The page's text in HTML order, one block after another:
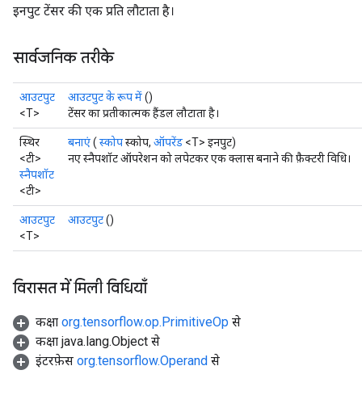
इनपुट टेंसर की एक प्रति लौटाता है।
सार्वजनिक तरीके
आउटपुट
<T>
आउटपुट के रूप में()
टेंसर का प्रतीकात्मक हैंडल लौटाता है।
स्थिर
<टी>
स्नैपशॉट
<टी>
बनाएं( स्कोपस्कोप, ऑपरेंड <T> इनपुट)
नए स्नैपशॉट ऑपरेशन को लपेटकर एक क्लास बनाने की फ़ैक्टरी विधि।
आउटपुट
<T>
आउटपुट()
विरासत में मिली विधियाँ
कक्षा org.tensorflow.op.PrimitiveOp से
कक्षा java.lang.Object से
इंटरफ़ेस org.tensorflow.Operand से